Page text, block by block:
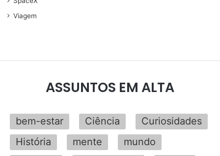
Viagem
ASSUNTOS EM ALTA
bem-estar Ciência
Curiosidades
História
mente
mundo